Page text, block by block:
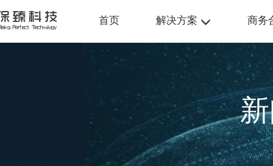
首页 解决方案 商务